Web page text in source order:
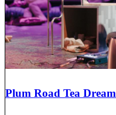
Plum Road Tea Dream